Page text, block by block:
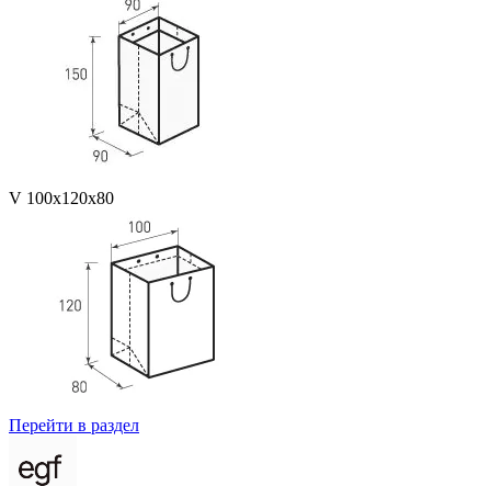
V 100x120x80
Перейти в раздел